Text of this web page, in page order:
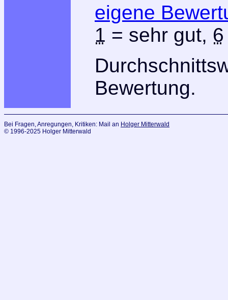
eigene
1 = sehr gut, 6
Bewertung.
Bei Fragen, Anregungen, Kritiken: Mail an Holger Mitterwald
© 1996-2025 Holger Mitterwald